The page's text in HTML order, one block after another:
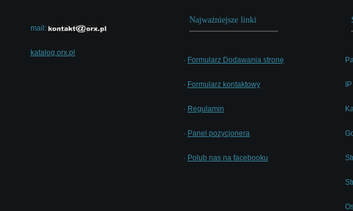
mail:
katalog.orx.pl
Najważniejsze linki
· Formularz Dodawania stronę
· Formularz kontaktowy
· Regulamin
· Panel pozycjonera
· Polub nas na facebooku